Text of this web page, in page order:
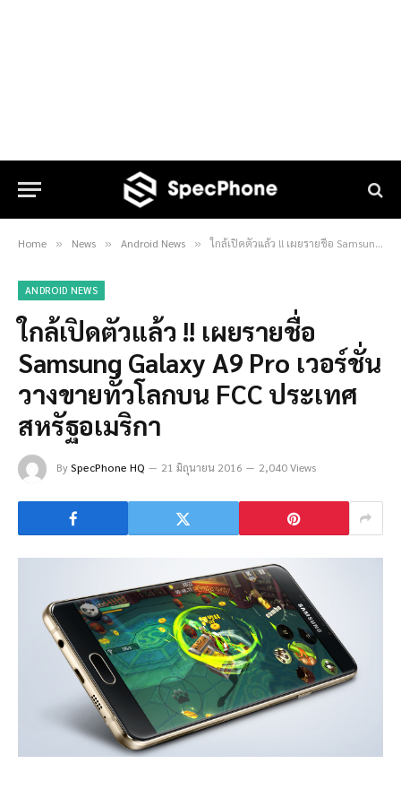
Home » News » Android News » ใกล้เปิดตัวแล้ว !! เผยรายชื่อ Samsung Galaxy A9 Pro เวอร์ชั่นวางขายทั่วโลกบน FCC ประเทศสหรัฐอเมริกา
ANDROID NEWS
ใกล้เปิดตัวแล้ว !! เผยรายชื่อ
Samsung Galaxy A9 Pro เวอร์ชั่น
วางขายทั่วโลกบน FCC ประเทศ
สหรัฐอเมริกา
BySpecPhone HQ 21 มิถุนายน 2016 2,040 Views